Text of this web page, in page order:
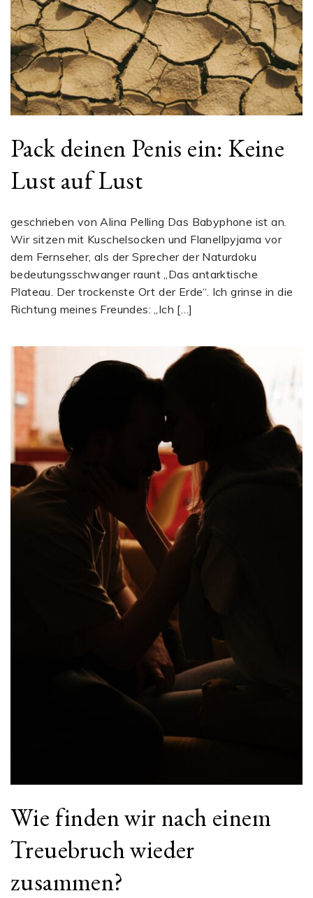
Pack deinen Penis ein: Keine
Lust auf Lust
geschrieben von Alina Pelling Das Babyphone ist an.
Wir sitzen mit Kuschelsocken und Flanellpyjama vor
dem Fernseher, als der Sprecher der Naturdoku
bedeutungsschwanger raunt „Das antarktische
Plateau. Der trockenste Ort der Erde“. Ich grinse in die
Richtung meines Freundes: „Ich […]
Wie finden wir nach einem
Treuebruch wieder
zusammen?